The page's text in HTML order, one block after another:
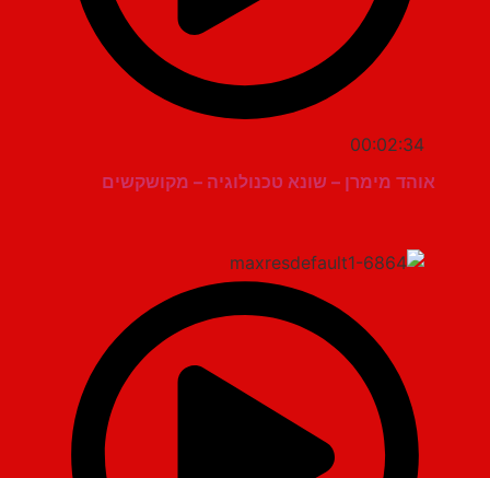
00:02:34
אוהד מימרן – שונא טכנולוגיה – מקושקשים